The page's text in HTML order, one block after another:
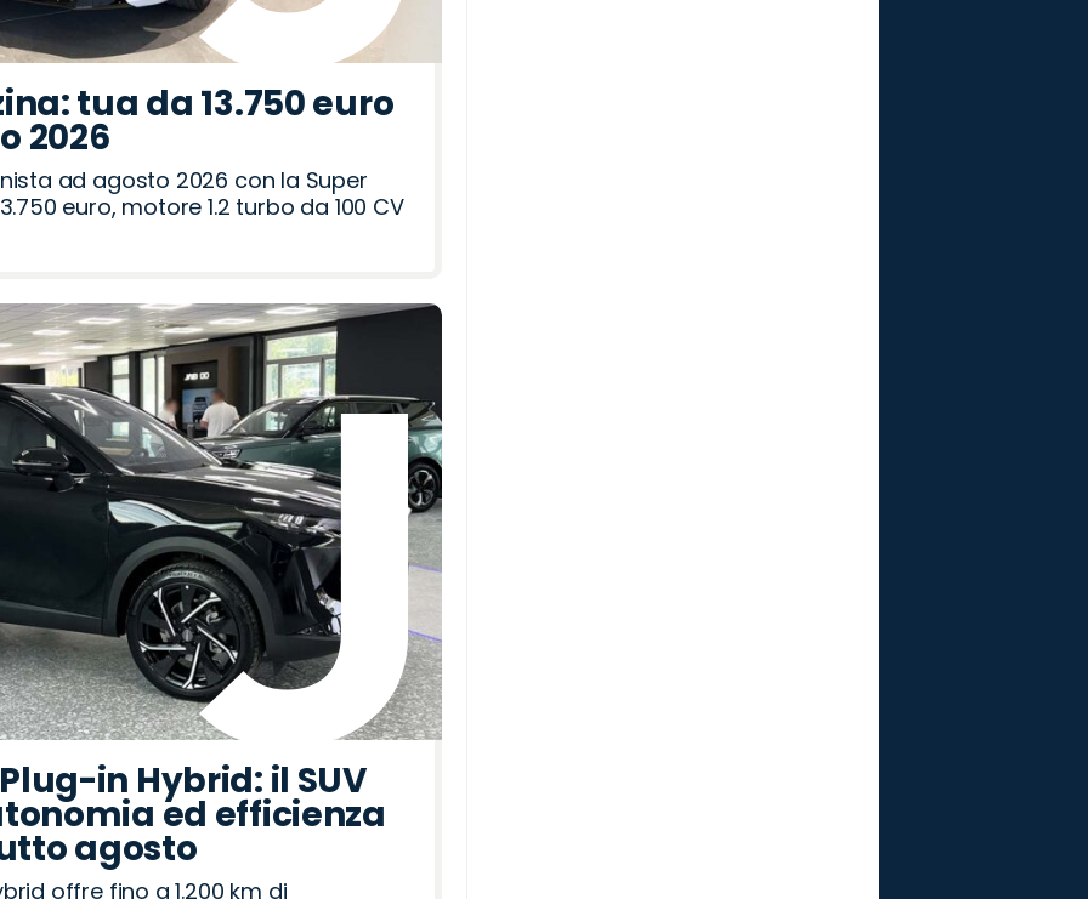
tua da 13.750 euro
2026
ad agosto 2026 con la Super
euro, motore 1.2 turbo da 100 CV
in Hybrid: il SUV
ed efficienza
agosto
offre fino a 1.200 km di